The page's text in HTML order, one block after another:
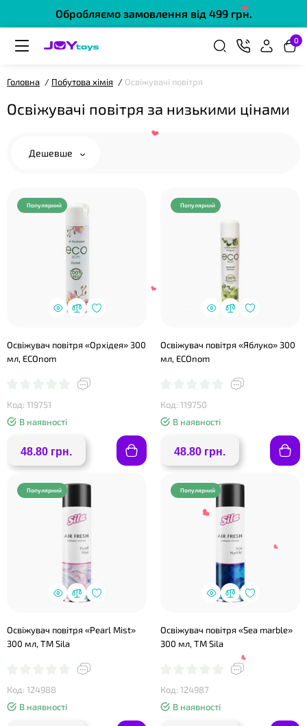
Обробляємо замовлення від 499 грн.
0
Головна Побутова хімія Освіжувачі повітря
Освіжувачі повітря за низькими цінами
Дешевше
Популярний
Освіжувач повітря «Орхідея» 300
мл, ECOnom
Код: 119751
В наявності
48.80 грн.
Популярний
Освіжувач повітря «Яблуко» 300
мл, ECOnom
Код: 119750
В наявності
48.80 грн.
Популярний
Освіжувач повітря «Pearl Mist»
300 мл, ТМ Sila
Код: 124988
В наявності
Популярний
Освіжувач повітря «Sea marble»
300 мл, ТМ Sila
Код: 124987
В наявності
❤
❤